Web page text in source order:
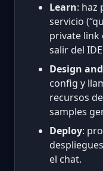
Learn: haz
servicio
private link
salir del
Design
config y
recursos
samples
Deploy:
el chat.